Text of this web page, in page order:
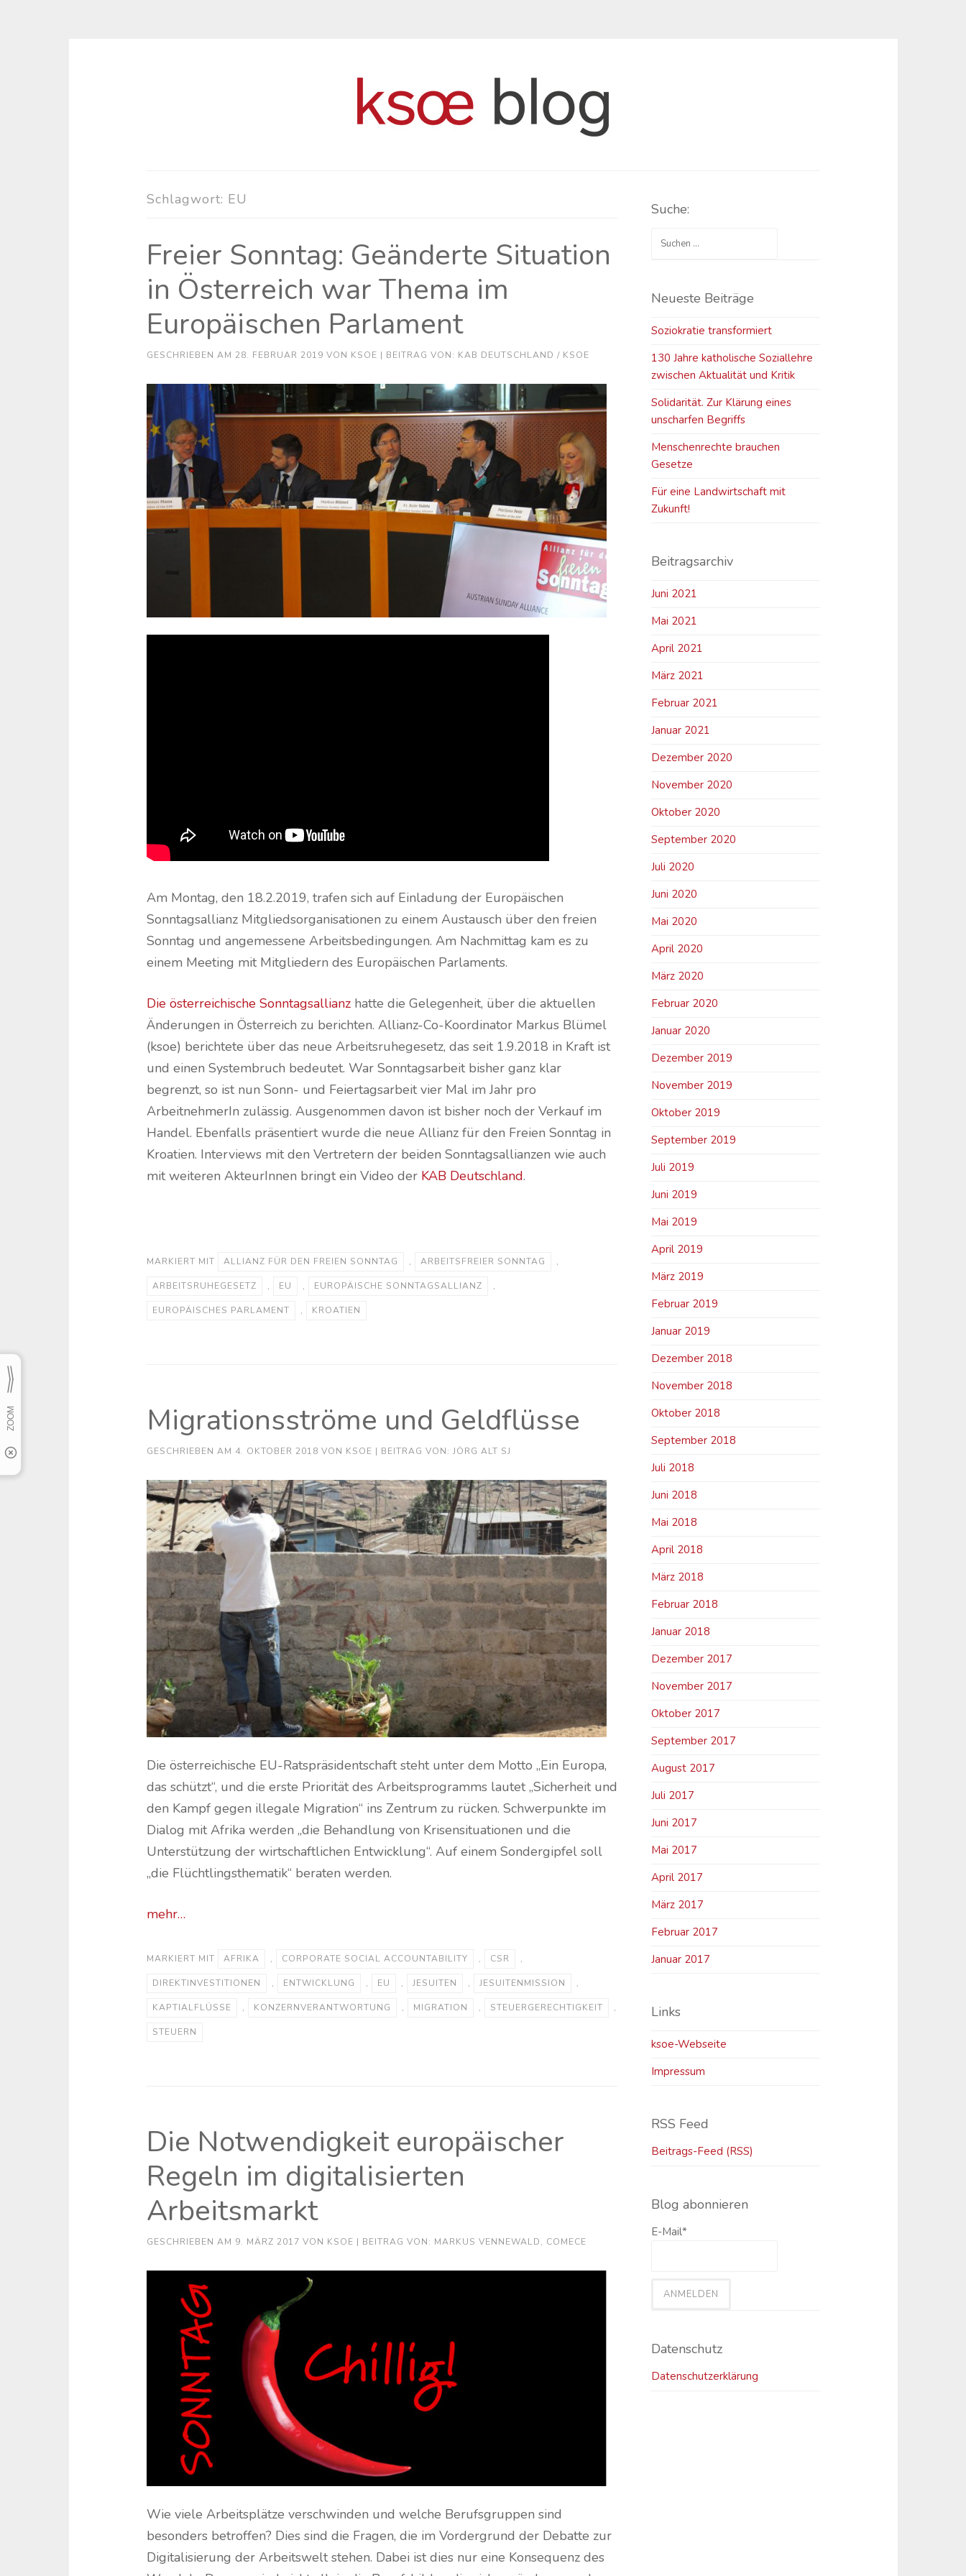
Schlagwort: EU
Freier Sonntag: Geänderte Situation
in Österreich war Thema im
Europäischen Parlament
GESCHRIEBEN AM 28. FEBRUAR 2019 VON KSOE | BEITRAG VON: KAB DEUTSCHLAND / KSOE
Am Montag, den 18.2.2019, trafen sich auf Einladung der Europäischen
Sonntagsallianz Mitgliedsorganisationen zu einem Austausch über den freien
Sonntag und angemessene Arbeitsbedingungen. Am Nachmittag kam es zu
einem Meeting mit Mitgliedern des Europäischen Parlaments.
Die österreichische Sonntagsallianzhatte die Gelegenheit, über die aktuellen
Änderungen in Österreich zu berichten. Allianz-Co-Koordinator Markus Blümel
(ksoe) berichtete über das neue Arbeitsruhegesetz, das seit 1.9.2018 in Kraft ist
und einen Systembruch bedeutet. War Sonntagsarbeit bisher ganz klar
begrenzt, so ist nun Sonn- und Feiertagsarbeit vier Mal im Jahr pro
ArbeitnehmerIn zulässig. Ausgenommen davon ist bisher noch der Verkauf im
Handel. Ebenfalls präsentiert wurde die neue Allianz für den Freien Sonntag in
Kroatien. Interviews mit den Vertretern der beiden Sonntagsallianzen wie auch
mit weiteren AkteurInnen bringt ein Video der KAB Deutschland.
MARKIERT MIT ALLIANZ FÜR DEN FREIEN SONNTAG , ARBEITSFREIER SONNTAG ,
ARBEITSRUHEGESETZ , EU , EUROPÄISCHE SONNTAGSALLIANZ ,
EUROPÄISCHES PARLAMENT , KROATIEN
Migrationsströme und Geldflüsse
GESCHRIEBEN AM 4. OKTOBER 2018 VON KSOE | BEITRAG VON: JÖRG ALT SJ
Die österreichische EU-Ratspräsidentschaft steht unter dem Motto „Ein Europa,
das schützt“, und die erste Priorität des Arbeitsprogramms lautet „Sicherheit und
den Kampf gegen illegale Migration“ ins Zentrum zu rücken. Schwerpunkte im
Dialog mit Afrika werden „die Behandlung von Krisensituationen und die
Unterstützung der wirtschaftlichen Entwicklung“. Auf einem Sondergipfel soll
„die Flüchtlingsthematik“ beraten werden.
mehr…
MARKIERT MIT AFRIKA , CORPORATE SOCIAL ACCOUNTABILITY , CSR ,
DIREKTINVESTITIONEN , ENTWICKLUNG , EU , JESUITEN , JESUITENMISSION ,
KAPTIALFLÜSSE , KONZERNVERANTWORTUNG , MIGRATION , STEUERGERECHTIGKEIT ,
STEUERN
Die Notwendigkeit europäischer
Regeln im digitalisierten
Arbeitsmarkt
GESCHRIEBEN AM 9. MÄRZ 2017 VON KSOE | BEITRAG VON: MARKUS VENNEWALD, COMECE
Wie viele Arbeitsplätze verschwinden und welche Berufsgruppen sind
besonders betroffen? Dies sind die Fragen, die im Vordergrund der Debatte zur
Digitalisierung der Arbeitswelt stehen. Dabei ist dies nur eine Konsequenz des
Suche:
Suchen
Neueste Beiträge
Soziokratie transformiert
130 Jahre katholische Soziallehre
zwischen Aktualität und Kritik
Solidarität. Zur Klärung eines
unscharfen Begriffs
Menschenrechte brauchen
Gesetze
Für eine Landwirtschaft mit
Zukunft!
Beitragsarchiv
Juni 2021
Mai 2021
April 2021
März 2021
Februar 2021
Januar 2021
Dezember 2020
November 2020
Oktober 2020
September 2020
Juli 2020
Juni 2020
Mai 2020
April 2020
März 2020
Februar 2020
Januar 2020
Dezember 2019
November 2019
Oktober 2019
September 2019
Juli 2019
Juni 2019
Mai 2019
April 2019
März 2019
Februar 2019
Januar 2019
Dezember 2018
November 2018
Oktober 2018
September 2018
Juli 2018
Juni 2018
Mai 2018
April 2018
März 2018
Februar 2018
Januar 2018
Dezember 2017
November 2017
Oktober 2017
September 2017
August 2017
Juli 2017
Juni 2017
Mai 2017
April 2017
März 2017
Februar 2017
Januar 2017
Links
ksoe-Webseite
Impressum
RSS Feed
Beitrags-Feed (RSS)
Blog abonnieren
E-Mail*
Datenschutz
Datenschutzerklärung